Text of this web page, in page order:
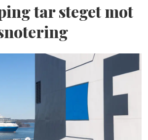
tar steget mot